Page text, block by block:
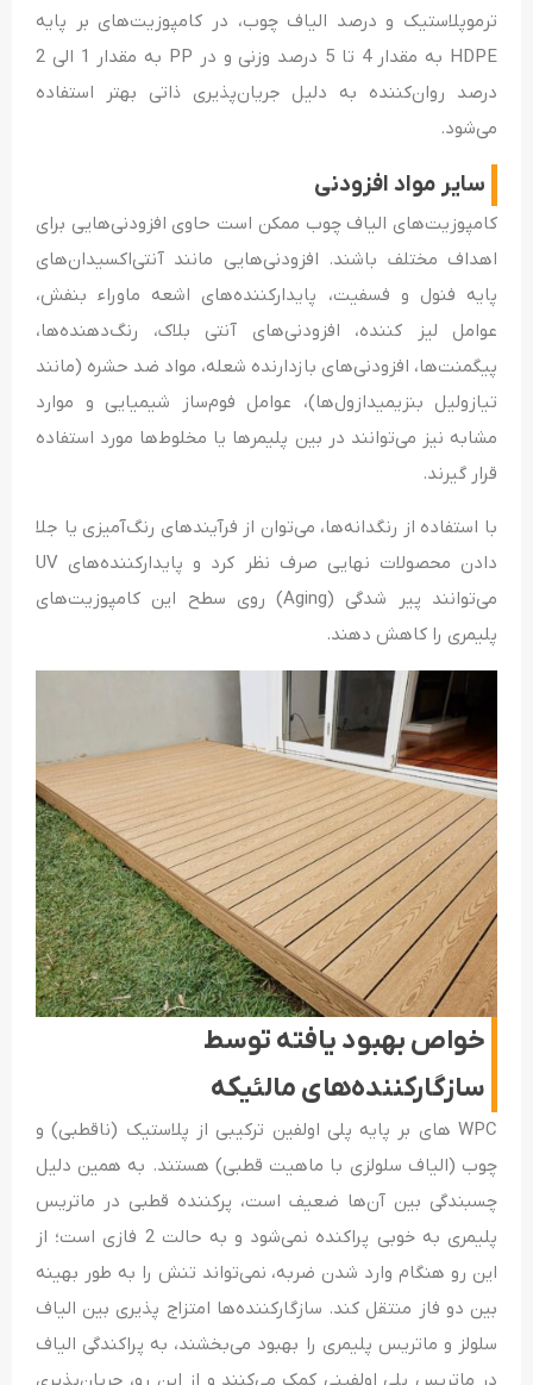
ترموپلاستیک و درصد الیاف چوب، در کامپوزیت‌های بر پایه
HDPE به مقدار 4 تا 5 درصد وزنی و در PP به مقدار 1 الی 2
درصد روان‌کننده به دلیل جریان‌پذیری ذاتی بهتر استفاده
می‌شود.
سایر مواد افزودنی
کامپوزیت‌های الیاف چوب ممکن است حاوی افزودنی‌هایی برای
اهداف مختلف باشند. افزودنی‌هایی مانند آنتی‌اکسیدان‌های
پایه فنول و فسفیت، پایدار‌کننده‌های اشعه ماوراء بنفش،
عوامل لیز کننده، افزودنی‌های آنتی بلاک، رنگ‌دهنده‌ها،
پیگمنت‌ها، افزودنی‌های بازدارنده شعله، مواد ضد حشره (مانند
تیازولیل بنزیمیدازول‌ها)، عوامل فوم‌ساز شیمیایی و موارد
مشابه نیز می‌توانند در بین پلیمرها یا مخلوط‌ها مورد استفاده
قرار گیرند.
با استفاده از رنگدانه‌ها، می‌توان از فرآیندهای رنگ‌آمیزی یا جلا
دادن محصولات نهایی صرف نظر کرد و پایدارکننده‌های UV
می‌توانند پیر شدگی (Aging) روی سطح این کامپوزیت‌های
پلیمری را کاهش دهند.
خواص بهبود یافته توسط
سازگارکننده‌های مالئیکه
WPC های بر پایه پلی اولفین‌ ترکیبی از پلاستیک (ناقطبی) و
چوب (الیاف سلولزی با ماهیت قطبی) هستند. به همین دلیل
چسبندگی بین آن‌ها ضعیف است، پرکننده قطبی در ماتریس
پلیمری به خوبی پراکنده نمی‌شود و به حالت 2 فازی است؛ از
این رو هنگام وارد شدن ضربه، نمی‌تواند تنش را به طور بهینه
بین دو فاز منتقل کند. سازگارکننده‌ها امتزاج پذیری بین الیاف
سلولز و ماتریس پلیمری را بهبود می‌بخشند، به پراکندگی الیاف